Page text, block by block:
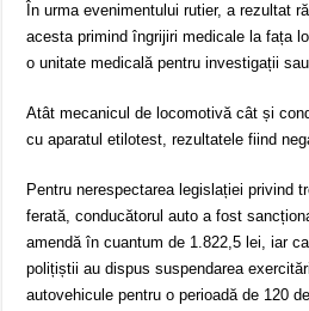
În urma evenimentului rutier, a rezultat
acesta primind îngrijiri medicale la fața
o unitate medicală pentru investigații
Atât mecanicul de locomotivă cât și
cu aparatul etilotest, rezultatele fiind
Pentru nerespectarea legislației privind
ferată, conducătorul auto a fost
amendă în cuantum de 1.822,5 lei, iar
polițiștii au dispus suspendarea
autovehicule pentru o perioadă de 120